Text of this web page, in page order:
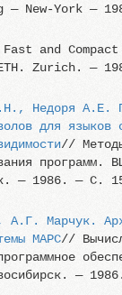
— New-York —
and
Zurich. —
Недоря А.Е.
для языков
//
программ.
— 1986. — С.
А.Г. Марчук.
МАРС//
—